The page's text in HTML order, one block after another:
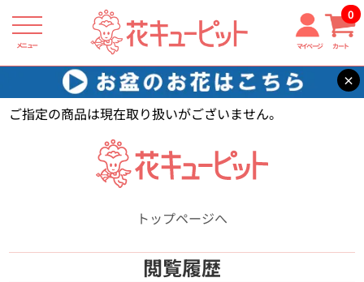
メニュー マイページ カート
0
×
花キューピット 【】
ご指定の商品は現在取り扱いがございません。
トップページへ
閲覧履歴